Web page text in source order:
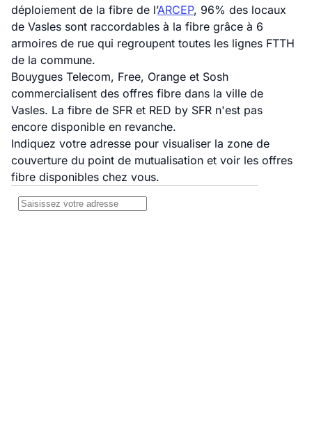
déploiement de la fibre de l’ARCEP, 96% des locaux
de Vasles sont raccordables à la fibre grâce à 6
armoires de rue qui regroupent toutes les lignes FTTH
de la commune.
Bouygues Telecom, Free, Orange et Sosh
commercialisent des offres fibre dans la ville de
Vasles. La fibre de SFR et RED by SFR n'est pas
encore disponible en revanche.
Indiquez votre adresse pour visualiser la zone de
couverture du point de mutualisation et voir les offres
fibre disponibles chez vous.